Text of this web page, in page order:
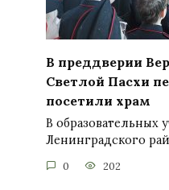
В преддверии
Светлой Пасхи
посетили храм
В образовательных
Ленинградского
0 202